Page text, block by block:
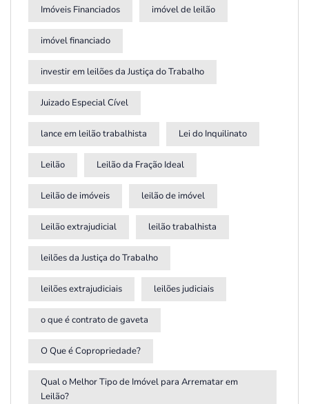
Imóveis Financiados imóvel de leilão
imóvel financiado
investir em leilões da Justiça do Trabalho
Juizado Especial Cível
lance em leilão trabalhista Lei do Inquilinato
Leilão Leilão da Fração Ideal
Leilão de imóveis leilão de imóvel
Leilão extrajudicial leilão trabalhista
leilões da Justiça do Trabalho
leilões extrajudiciais leilões judiciais
o que é contrato de gaveta
O Que é Copropriedade?
Qual o Melhor Tipo de Imóvel para Arrematar em
Leilão?